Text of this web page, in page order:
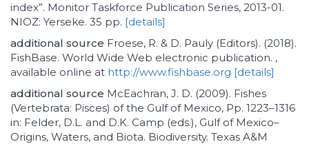
index”. Monitor Taskforce Publication Series, 2013-01.
NIOZ: Yerseke. 35 pp. [details]
additional source Froese, R. & D. Pauly (Editors). (2018).
FishBase. World Wide Web electronic publication. ,
available online at http://www.fishbase.org [details]
additional source McEachran, J. D. (2009). Fishes
(Vertebrata: Pisces) of the Gulf of Mexico, Pp. 1223–1316
in: Felder, D.L. and D.K. Camp (eds.), Gulf of Mexico–
Origins, Waters, and Biota. Biodiversity. Texas A&M